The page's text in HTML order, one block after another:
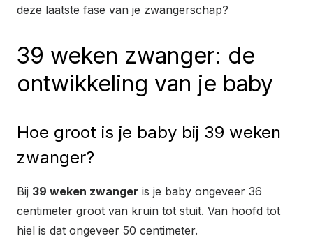
deze laatste fase van je zwangerschap?
39 weken zwanger: de
ontwikkeling van je baby
Hoe groot is je baby bij 39 weken
zwanger?
Bij 39 weken zwanger is je baby ongeveer 36
centimeter groot van kruin tot stuit. Van hoofd tot
hiel is dat ongeveer 50 centimeter.